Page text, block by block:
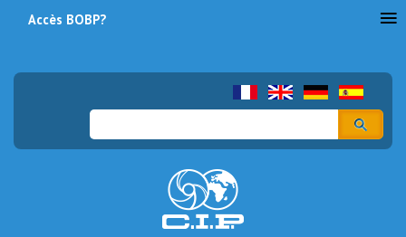
Rechercher
du
compte
l'utilisateur
Accès BOBP?